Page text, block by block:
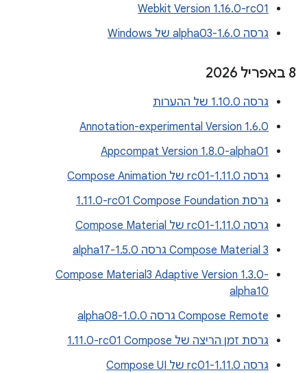
Webkit Version 1.16.0-rc01
גרסה 1.6.0-alpha03 של Windows
‫8 באפריל 2026
גרסה 1.10.0 של ההערות
Annotation-experimental Version 1.6.0
Appcompat Version 1.8.0-alpha01
גרסה 1.11.0-rc01 של Compose Animation
גרסת Compose Foundation‏ ‎1.11.0-rc01
גרסה 1.11.0-rc01 של Compose Material
Compose Material 3 גרסה 1.5.0-alpha17
Compose Material3 Adaptive Version 1.3.0-
alpha10
Compose Remote גרסה 1.0.0-alpha08
גרסת זמן הריצה של Compose‏ ‎1.11.0-rc01
גרסה 1.11.0-rc01 של Compose UI